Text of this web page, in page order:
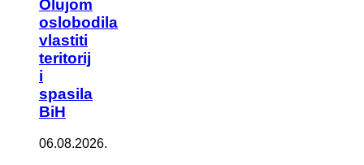
Olujom
oslobodila
vlastiti
teritorij
i
spasila
BiH
06.08.2026.